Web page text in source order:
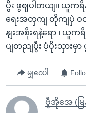
ပွီး ဖွဈပါတယျ။ ယူကရိ
ရေးအတှကျ တိုကျပှဲ ဝ
နျးအစိုးရနဲ့ရော ၊ ယူ
ပျတညျပွီး ပံ့ပိုးသှား
မျှဝေပါ
ဗွီအိုအေ (မြ